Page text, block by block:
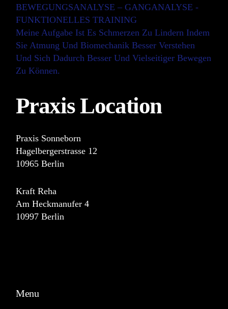
BEWEGUNGSANALYSE – GANGANALYSE -
FUNKTIONELLES TRAINING
Meine Aufgabe Ist Es Schmerzen Zu Lindern Indem
Sie Atmung Und Biomechanik Besser Verstehen
Und Sich Dadurch Besser Und Vielseitiger Bewegen
Zu Können.
Praxis Location
Praxis Sonneborn
Hagelbergerstrasse 12
10965 Berlin
Kraft Reha
Am Heckmanufer 4
10997 Berlin
Menu